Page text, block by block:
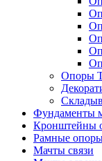
Опоры
Фундаменты
Кронштейны
Рамные
Мачты связи